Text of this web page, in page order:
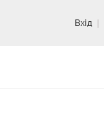
Вхід |